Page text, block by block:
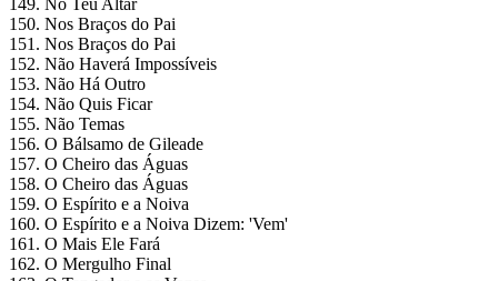
149. No Teu Altar
150. Nos Braços do Pai
151. Nos Braços do Pai
152. Não Haverá Impossíveis
153. Não Há Outro
154. Não Quis Ficar
155. Não Temas
156. O Bálsamo de Gileade
157. O Cheiro das Águas
158. O Cheiro das Águas
159. O Espírito e a Noiva
160. O Espírito e a Noiva Dizem: 'Vem'
161. O Mais Ele Fará
162. O Mergulho Final